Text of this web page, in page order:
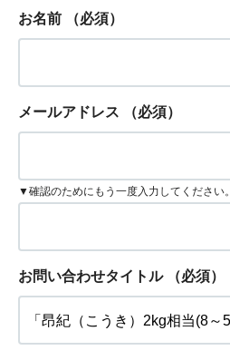
お名前 （必須）
メールアドレス （必須）
▼確認のためにもう一度入力してください。
お問い合わせタイトル （必須）